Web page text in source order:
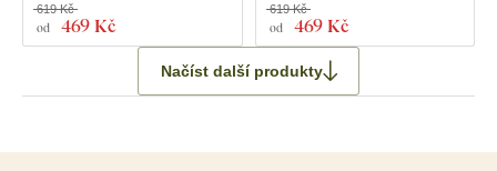
od 469 Kč
619 Kč
od 469 Kč
619 Kč
Načíst další produkty